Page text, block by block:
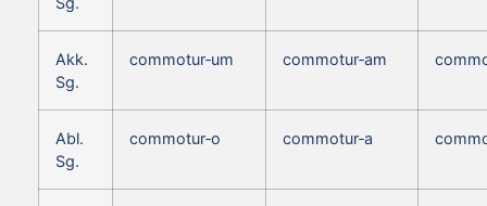
Akk.
Sg.
commotur‑um commotur‑am
Abl.
Sg.
commotur‑o commotur‑a